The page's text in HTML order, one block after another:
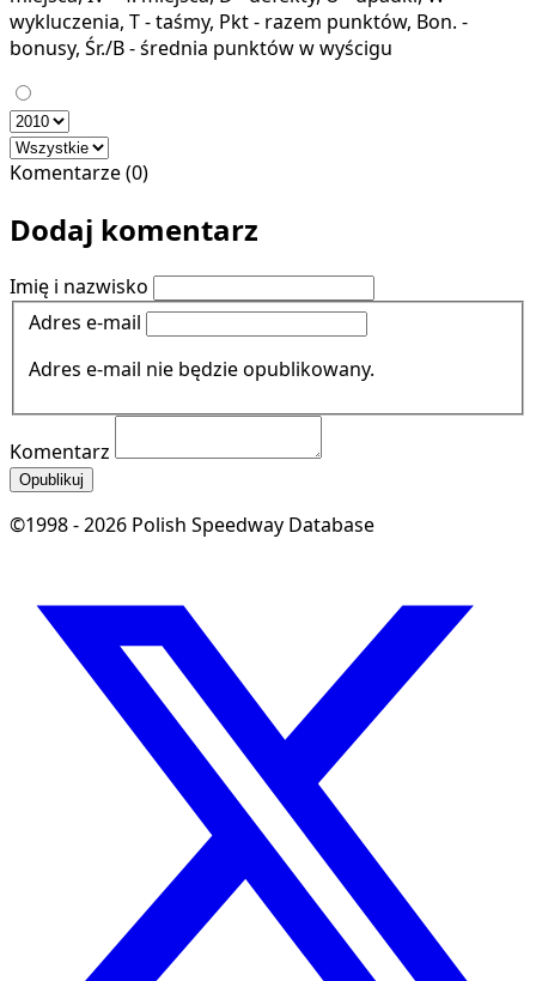
wykluczenia, T - taśmy, Pkt - razem punktów, Bon. -
bonusy, Śr./B - średnia punktów w wyścigu
Komentarze (0)
Dodaj komentarz
Imię i nazwisko
Adres e-mail
Adres e-mail nie będzie opublikowany.
Komentarz
Opublikuj
©1998 - 2026 Polish Speedway Database